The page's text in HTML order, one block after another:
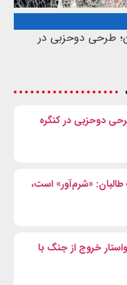
طرحی دوحزبی در
دوحزبی در کنگره
«شرم‌آور» است،
خروج از جنگ با